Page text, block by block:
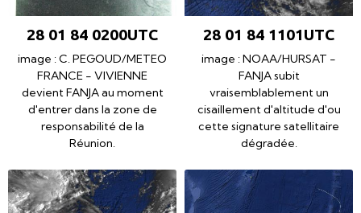
28 01 84 0200UTC
image : C. PEGOUD/METEO
FRANCE - VIVIENNE
devient FANJA au moment
d'entrer dans la zone de
responsabilité de la
Réunion.
28 01 84 1101UTC
image : NOAA/HURSAT -
FANJA subit
vraisemblablement un
cisaillement d'altitude d'ou
cette signature satellitaire
dégradée.